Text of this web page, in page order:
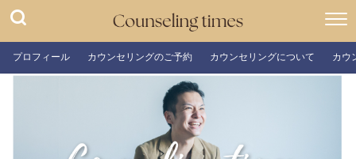
プロフィール カウンセリングのご予約 カウンセリングについて カウ